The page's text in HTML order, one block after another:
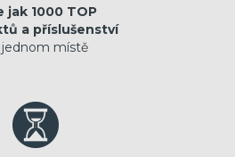
jak 1000 TOP
a příslušenství
jednom místě